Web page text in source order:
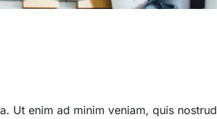
Ut enim ad minim veniam, quis nostrud